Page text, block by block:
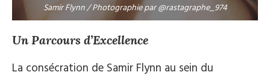
Samir Flynn / Photographie par @rastagraphe_974
Un Parcours d’Excellence
La consécration de Samir Flynn au sein du